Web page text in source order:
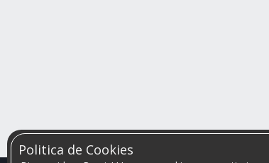
Politica de Cookies